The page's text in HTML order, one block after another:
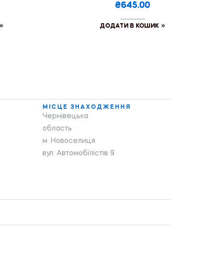
₴645.00
ДОДАТИ В КОШИК
МІСЦЕ ЗНАХОДЖЕННЯ
Чернівецька
область
м. Новоселиця
вул. Автомобілістів 9